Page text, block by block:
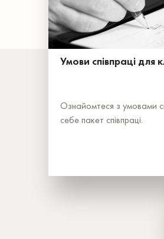
Умови співпраці для
Ознайомтеся з умовами
себе пакет співпраці.